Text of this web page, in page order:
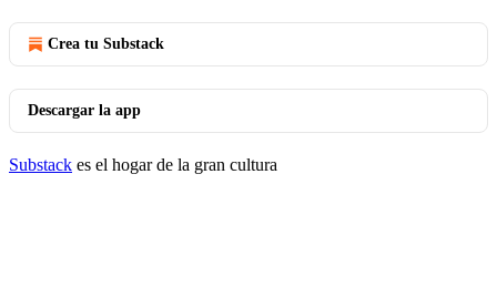
Crea tu Substack
Descargar la app
Substack es el hogar de la gran cultura